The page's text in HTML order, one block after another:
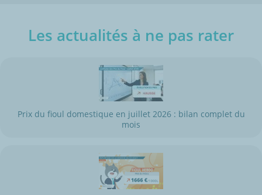
Les actualités à ne pas rater
Prix du fioul domestique en juillet 2026 : bilan complet du
mois